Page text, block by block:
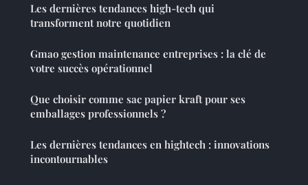
Les dernières tendances high-tech qui
transforment notre quotidien
Gmao gestion maintenance entreprises : la clé de
votre succès opérationnel
Que choisir comme sac papier kraft pour ses
emballages professionnels ?
Les dernières tendances en hightech : innovations
incontournables